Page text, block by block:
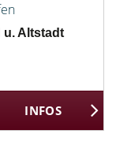
u. Altstadt